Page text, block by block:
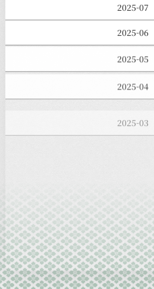
2025-07
2025-06
2025-05
2025-04
2025-02
2024-11
2024-10
2024-09